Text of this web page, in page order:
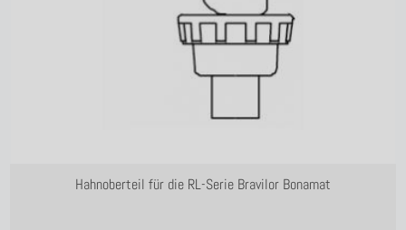
Hahnoberteil für die RL-Serie Bravilor Bonamat